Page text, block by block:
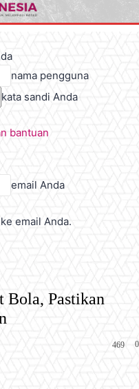
nama pengguna
kata sandi Anda
bantuan
email Anda
email Anda.
Bola, Pastikan
0
469